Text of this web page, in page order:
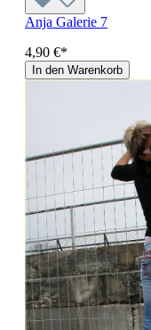
Anja Galerie 7
4,90 €*
In den Warenkorb